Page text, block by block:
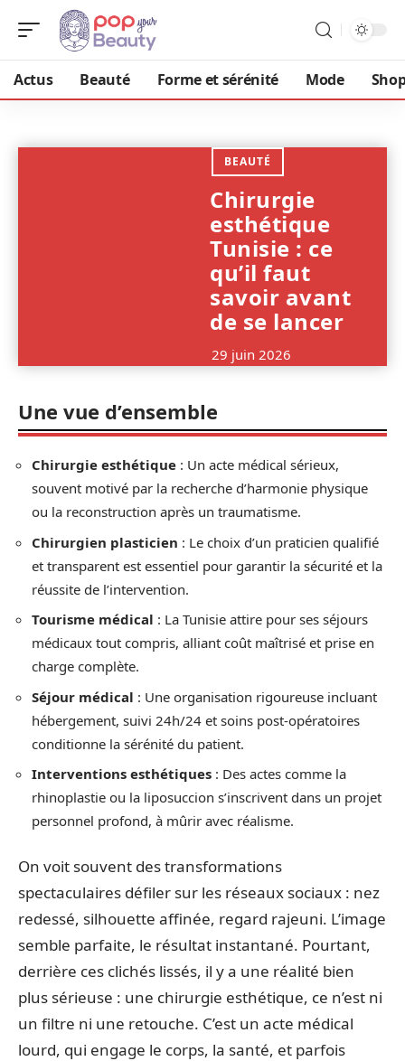
Actus Beauté Forme et sérénité Mode
BEAUTÉ
Chirurgie
esthétique
Tunisie : ce
qu’il faut
savoir avant
de se lancer
29 juin 2026
Une vue d’ensemble
Chirurgie esthétique : Un acte médical sérieux,
souvent motivé par la recherche d’harmonie physique
ou la reconstruction après un traumatisme.
Chirurgien plasticien : Le choix d’un praticien qualifié
et transparent est essentiel pour garantir la sécurité et la
réussite de l’intervention.
Tourisme médical : La Tunisie attire pour ses séjours
médicaux tout compris, alliant coût maîtrisé et prise en
charge complète.
Séjour médical : Une organisation rigoureuse incluant
hébergement, suivi 24h/24 et soins post-opératoires
conditionne la sérénité du patient.
Interventions esthétiques : Des actes comme la
rhinoplastie ou la liposuccion s’inscrivent dans un projet
personnel profond, à mûrir avec réalisme.
On voit souvent des transformations
spectaculaires défiler sur les réseaux sociaux : nez
redessé, silhouette affinée, regard rajeuni. L’image
semble parfaite, le résultat instantané. Pourtant,
derrière ces clichés lissés, il y a une réalité bien
plus sérieuse : une chirurgie esthétique, ce n’est ni
un filtre ni une retouche. C’est un acte médical
lourd, qui engage le corps, la santé, et parfois